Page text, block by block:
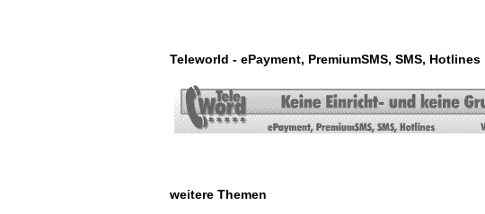
Teleworld - ePayment, PremiumSMS, SMS, Hotlines
weitere Themen